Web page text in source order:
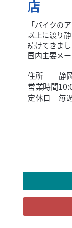
店
「バイクの
以上に渡り
続けてきま
国内主要メ
住所
静
営業時間
定休日
毎